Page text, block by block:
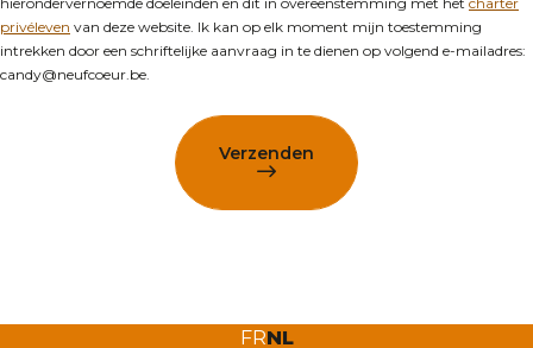
privéleven van deze website. Ik kan op elk moment mijn toestemming
intrekken door een schriftelijke aanvraag in te dienen op volgend e-mailadres:
candy@neufcoeur.be.
Verzenden
FRNL